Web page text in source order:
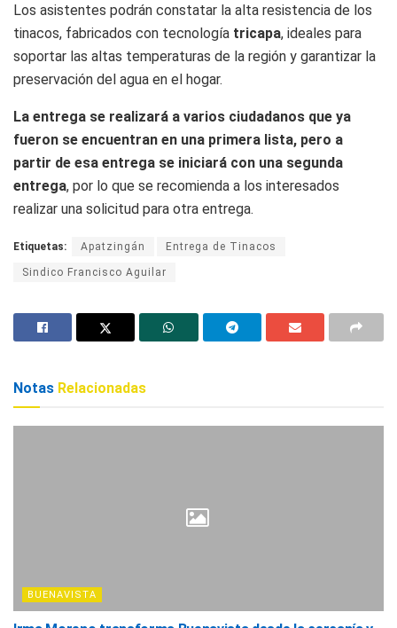
Los asistentes podrán constatar la alta resistencia de los
tinacos, fabricados con tecnología tricapa, ideales para
soportar las altas temperaturas de la región y garantizar la
preservación del agua en el hogar.
La entrega se realizará a varios ciudadanos que ya
fueron se encuentran en una primera lista, pero a
partir de esa entrega se iniciará con una segunda
entrega, por lo que se recomienda a los interesados
realizar una solicitud para otra entrega.
Etiquetas: Apatzingán Entrega de Tinacos
Sindico Francisco Aguilar
Notas Relacionadas
BUENAVISTA